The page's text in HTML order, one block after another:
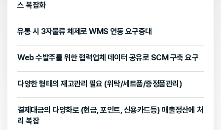
스 복잡화
유통 시 3자물류 체제로 WMS 연동 요구증대
Web 수발주를 위한 협력업체 데이터 공유로 SCM 구축 요구
다양한 형태의 재고관리 필요 (위탁/세트품/증정품관리)
결제대금의 다양화로 (현금, 포인트, 신용카드등) 매출정산에 처
리 복잡